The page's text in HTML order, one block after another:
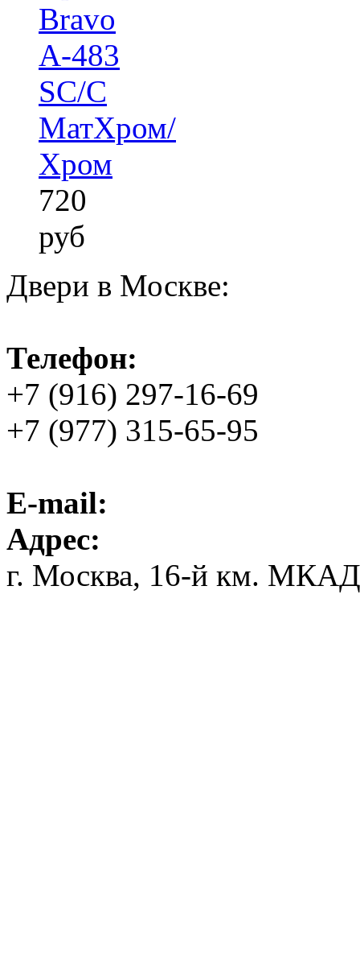
Bravo
A-483
SC/C
МатХром/
Хром
720
руб
Двери в Москве:
Телефон:
+7 (916) 297-16-69
+7 (977) 315-65-95
E-mail:
Адрес:
г. Москва, 16-й км. МКАД